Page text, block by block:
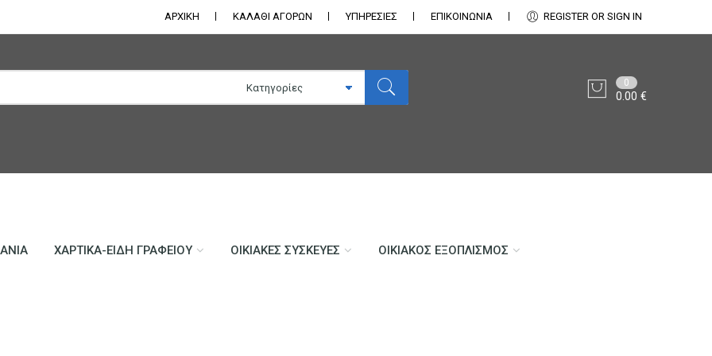
ΑΡΧΙΚΗ ΚΑΛΑΘΙ ΑΓΟΡΩΝ ΥΠΗΡΕΣΙΕΣ ΕΠΙΚΟΙΝΩΝΊΑ REGISTER OR SIGN IN
0
0.00€
ΧΑΡΤΙΚΆ-ΕΊΔΗ ΓΡΑΦΕΊΟΥ ΟΙΚΙΑΚΈΣ ΣΥΣΚΕΥΈΣ ΟΙΚΙΑΚΌΣ ΕΞΟΠΛΙΣΜΌΣ